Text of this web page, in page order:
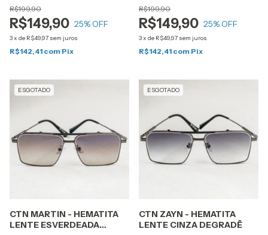
R$149,90
R$199,90
25% OFF
3x de R$49,97 sem juros
R$142,41 com Pix
R$149,90
R$199,90
25% OFF
3x de R$49,97 sem juros
R$142,41 com Pix
ESGOTADO
CTN MARTIN - HEMATITA
LENTE ESVERDEADA
ESGOTADO
CTN ZAYN - HEMATITA
LENTE CINZA DEGRADÊ